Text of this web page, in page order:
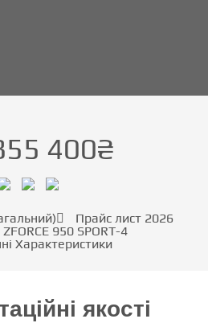
400₴
Прайс лист 2026
950 SPORT-4
Характеристики
якості